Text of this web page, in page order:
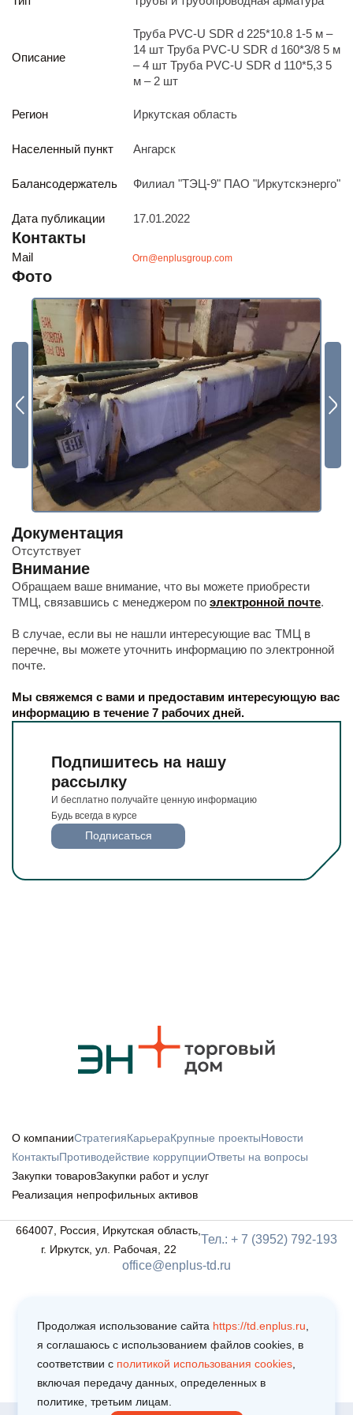
Реализация непрофильных активов
ул. Рабочая, 22
office@enplus-td.ru
Режим работы (UTC+8)
с 8:00 до 17:15
Перерыв на обед с 12 до 13 часов
ПОДПИШИТЕСЬ НА НАШУ РАССЫЛКУ
И бесплатно получайте ценную информацию
Будьте всегда в курсе
Подписаться
Описание
Труба PVC-U SDR d 225*10.8 1-5 м –
14 шт Труба PVC-U SDR d 160*3/8 5 м
– 4 шт Труба PVC-U SDR d 110*5,3 5
м – 2 шт
Регион Иркутская область
Населенный пункт Ангарск
Балансодержатель Филиал "ТЭЦ-9" ПАО "Иркутскэнерго"
Дата публикации 17.01.2022
Контакты
Mail Orn@enplusgroup.com
Фото
Документация
Отсутствует
Внимание
Обращаем ваше внимание, что вы можете приобрести
ТМЦ, связавшись с менеджером по электронной почте.
В случае, если вы не нашли интересующие вас ТМЦ в
перечне, вы можете уточнить информацию по электронной
почте.
Мы свяжемся с вами и предоставим интересующую вас
информацию в течение 7 рабочих дней.
Подпишитесь на нашу
рассылку
И бесплатно получайте ценную информацию
Будь всегда в курсе
Подписаться
О компанииСтратегияКарьераКрупные проектыНовости
КонтактыПротиводействие коррупцииОтветы на вопросы
Закупки товаровЗакупки работ и услуг
Реализация непрофильных активов
664007, Россия, Иркутская область,
г. Иркутск, ул. Рабочая, 22
Тел.: + 7 (3952) 792-193
office@enplus-td.ru
Продолжая использование сайта https://td.enplus.ru
я соглашаюсь c использованием файлов cookies, в
соответствии c политикой использования cookies
включая передачу данных, определенных в
политике, третьим лицам.